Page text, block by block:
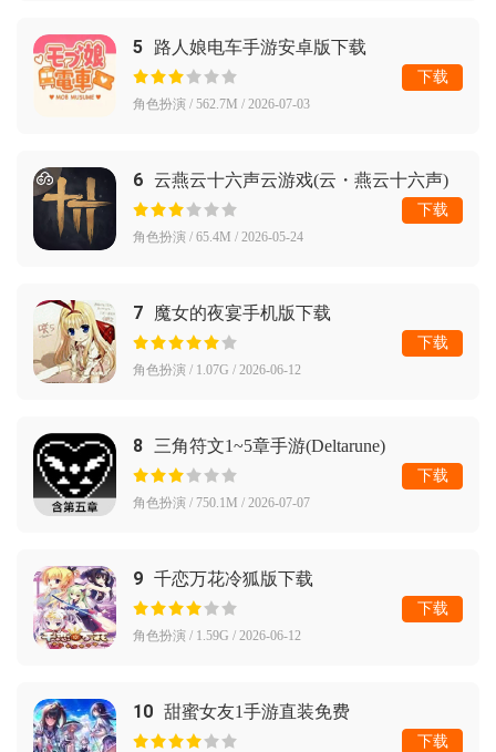
5 路人娘电车手游安卓版下载
角色扮演 / 562.7M / 2026-07-03
下载
6 云燕云十六声云游戏(云・燕云十六声)
角色扮演 / 65.4M / 2026-05-24
下载
7 魔女的夜宴手机版下载
角色扮演 / 1.07G / 2026-06-12
下载
8 三角符文1~5章手游(Deltarune)
角色扮演 / 750.1M / 2026-07-07
下载
9 千恋万花冷狐版下载
角色扮演 / 1.59G / 2026-06-12
下载
10 甜蜜女友1手游直装免费
下载